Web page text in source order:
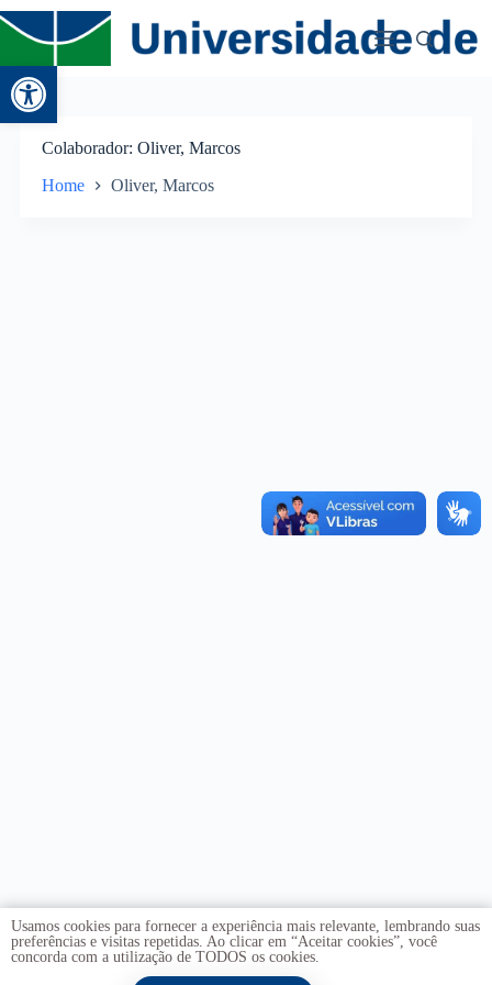
Abrir a barra de ferramentas
Colaborador Oliver, Marcos
Home Oliver, Marcos
Usamos cookies para fornecer a experiência mais relevante, lembrando suas
preferências e visitas repetidas. Ao clicar em “Aceitar cookies”, você
concorda com a utilização de TODOS os cookies.